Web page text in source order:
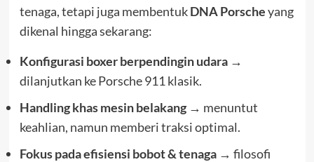
tenaga, tetapi juga membentukDNA Porscheyang
dikenal hingga sekarang:
Konfigurasi boxer berpendingin udara→
dilanjutkan ke Porsche 911 klasik.
Handling khas mesin belakang→ menuntut
keahlian, namun memberi traksi optimal.
Fokus pada efisiensi bobot & tenaga→ filosofi